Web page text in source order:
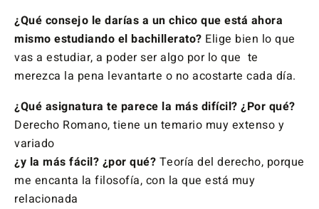
¿Qué consejo le darías a un chico que está ahora
mismo estudiando el bachillerato? Elige bien lo que
vas a estudiar, a poder ser algo por lo que te
merezca la pena levantarte o no acostarte cada día.
¿Qué asignatura te parece la más difícil? ¿Por qué?
Derecho Romano, tiene un temario muy extenso y
variado
¿y la más fácil? ¿por qué? Teoría del derecho, porque
me encanta la filosofía, con la que está muy
relacionada